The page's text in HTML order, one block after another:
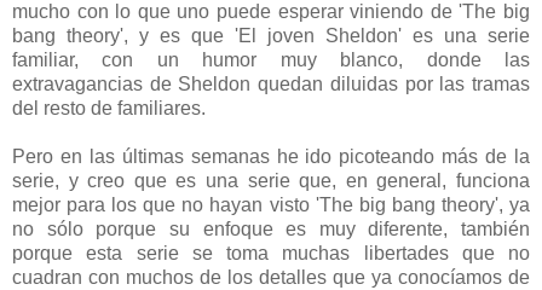
mucho con lo que uno puede esperar viniendo de 'The big
bang theory', y es que 'El joven Sheldon' es una serie
familiar, con un humor muy blanco, donde las
extravagancias de Sheldon quedan diluidas por las tramas
del resto de familiares.
Pero en las últimas semanas he ido picoteando más de la
serie, y creo que es una serie que, en general, funciona
mejor para los que no hayan visto 'The big bang theory', ya
no sólo porque su enfoque es muy diferente, también
porque esta serie se toma muchas libertades que no
cuadran con muchos de los detalles que ya conocíamos de